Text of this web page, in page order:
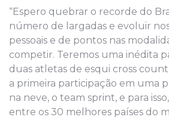
“Espero quebrar o recorde do
número de largadas e evoluir
pessoais e de pontos nas
competir. Teremos uma inédita
duas atletas de esqui cross
a primeira participação em uma
na neve, o team sprint, e para
entre os 30 melhores países do